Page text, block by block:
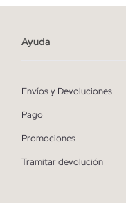
*
Ayuda
Envíos y Devoluciones
Pago
Promociones
Tramitar devolución